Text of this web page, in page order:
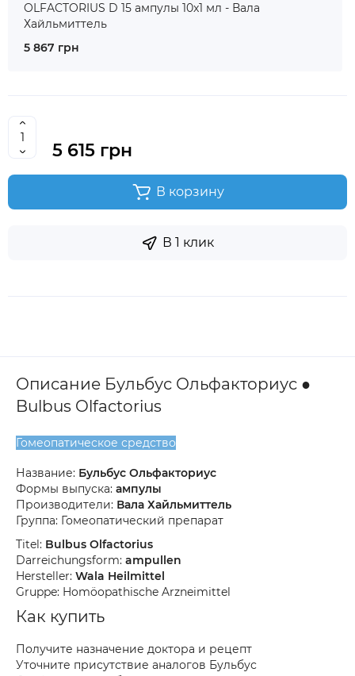
OLFACTORIUS D 15 ампулы 10x1 мл - Вала
Хайльмиттель
5 867 грн
5 615 грн
В корзину
В 1 клик
Описание Бульбус Ольфакториус ●
Bulbus Olfactorius
Гомеопатическое средство
Название: Бульбус Ольфакториус
Формы выпуска: ампулы
Производители: Вала Хайльмиттель
Группа: Гомеопатический препарат
Titel: Bulbus Olfactorius
Darreichungsform: ampullen
Hersteller: Wala Heilmittel
Gruppe: Homöopathische Arzneimittel
Как купить
Получите назначение доктора и рецепт
Уточните присутствие аналогов Бульбус